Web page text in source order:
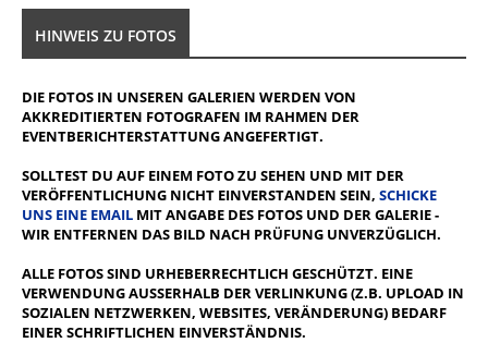
HINWEIS ZU FOTOS
DIE FOTOS IN UNSEREN GALERIEN WERDEN VON
AKKREDITIERTEN FOTOGRAFEN IM RAHMEN DER
EVENTBERICHTERSTATTUNG ANGEFERTIGT.
SOLLTEST DU AUF EINEM FOTO ZU SEHEN UND MIT DER
VERÖFFENTLICHUNG NICHT EINVERSTANDEN SEIN, SCHICKE
UNS EINE EMAIL MIT ANGABE DES FOTOS UND DER GALERIE -
WIR ENTFERNEN DAS BILD NACH PRÜFUNG UNVERZÜGLICH.
ALLE FOTOS SIND URHEBERRECHTLICH GESCHÜTZT. EINE
VERWENDUNG AUSSERHALB DER VERLINKUNG (Z.B. UPLOAD IN S
OZIALEN NETZWERKEN, WEBSITES, VERÄNDERUNG) BEDARF E
INER SCHRIFTLICHEN EINVERSTÄNDNIS.